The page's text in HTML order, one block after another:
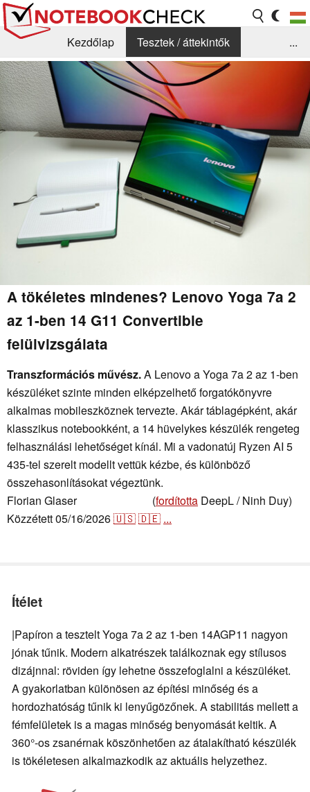
Kezdőlap
Tesztek / áttekintők
Hírek
GYIK / Technológia / Benchmarkok
Könyvtár
...
A tökéletes mindenes? Lenovo Yoga 7a 2
az 1-ben 14 G11 Convertible
felülvizsgálata
Transzformációs művész.A Lenovo a Yoga 7a 2 az 1-ben
készüléket szinte minden elképzelhető forgatókönyvre
alkalmas mobileszköznek tervezte. Akár táblagépként, akár
klasszikus notebookként, a 14 hüvelykes készülék rengeteg
felhasználási lehetőséget kínál. Mi a vadonatúj Ryzen AI 5
435-tel szerelt modellt vettük kézbe, és különböző
összehasonlításokat végeztünk.
Florian Glaser, (fordította DeepL / Ninh Duy)
Közzétett05/16/2026🇺🇸🇩🇪 ...
Ítélet
|Papíron a tesztelt Yoga 7a 2 az 1-ben 14AGP11 nagyon
jónak tűnik. Modern alkatrészek találkoznak egy stílusos
dizájnnal: röviden így lehetne összefoglalni a készüléket.
A gyakorlatban különösen az építési minőség és a
hordozhatóság tűnik ki lenyűgözőnek. A stabilitás mellett a
fémfelületek is a magas minőség benyomását keltik. A
360°-os zsanérnak köszönhetően az átalakítható készülék
is tökéletesen alkalmazkodik az aktuális helyzethez.